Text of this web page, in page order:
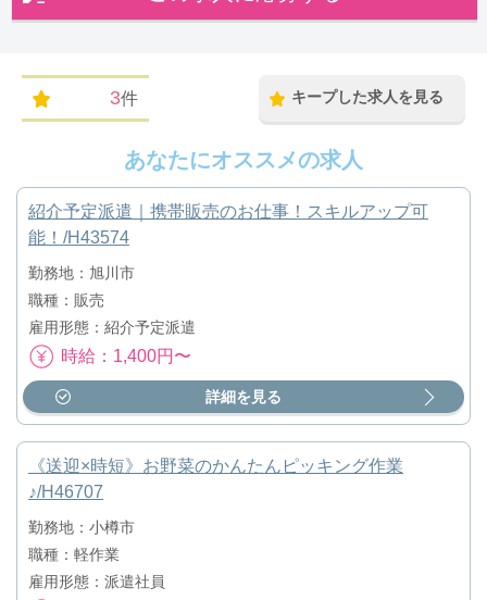
3件 キープした求人を見る
あなたにオススメの求人
紹介予定派遣｜携帯販売のお仕事！スキルアップ可
能！/H43574
勤務地：旭川市
職種：販売
雇用形態：紹介予定派遣
時給：1,400円〜
詳細を見る
《送迎×時短》お野菜のかんたんピッキング作業
♪/H46707
勤務地：小樽市
職種：軽作業
雇用形態：派遣社員